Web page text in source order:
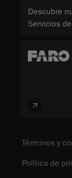
Descubre
Servicios
Términos y
Política de